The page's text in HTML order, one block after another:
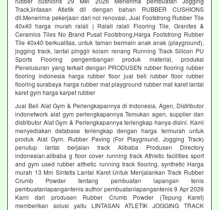
Track,lintasan Atletik dll dengan bahan RUBBER CUSHIONS
dll.Menerima pekerjaan dari nol renovasi, Jual Footstrong Rubber Tile
40x40 harga murah ralali | Ralali ralali Flooring Tile, Granites &
Ceramics Tiles No Brand Pusat Footstrong,Harga Footstrong Rubber
Tile 40x40 berkualitas. untuk taman bermain anak anak (playground),
jogging track, lantai pinggir kolam renang Running Track Silicon PU
Sports Flooring pengembangan produk material, produksi
Penelusuran yang terkait dengan PRODUSEN rubber flooring rubber
flooring indonesia harga rubber floor jual beli rubber floor rubber
flooring surabaya harga rubber mat playground rubber mat karet lantai
karet gym harga karpet rubber
Jual Beli Alat Gym & Perlengkapannya di Indonesia, Agen, Distributor
indonetwork alat gym perlengkapannya Temukan agen, supplier dan
distributor Alat Gym & Perlengkapannya terlengkap hanya disini. Kami
menyediakan database terlengkap dengan harga termurah untuk
produk Alat Gym. Rubber Paving (For Playground, Jogging Track)
penutup lantai berjalan track Alibaba Produsen Directory
indonesian.alibaba g floor cover running track Athletic facilities sport
and gym used rubber althetic running track flooring, synthetic Harga
murah 13 Mm Sintetis Lantai Karet Untuk Menjalankan Track Rubber
Crumb Powder tentang pembuatan lapangan tenis
pembuatanlapangantenis author pembuatanlapangantenis 9 Apr 2026
Kami dari produsen Rubber Crumb Powder (Tepung Karet)
memberikan solusi yaitu LINTASAN ATLETIK JOGGING TRACK